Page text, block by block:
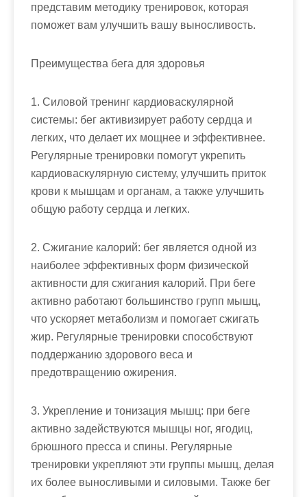
представим методику тренировок, которая
поможет вам улучшить вашу выносливость.
Преимущества бега для здоровья
1. Силовой тренинг кардиоваскулярной
системы: бег активизирует работу сердца и
легких, что делает их мощнее и эффективнее.
Регулярные тренировки помогут укрепить
кардиоваскулярную систему, улучшить приток
крови к мышцам и органам, а также улучшить
общую работу сердца и легких.
2. Сжигание калорий: бег является одной из
наиболее эффективных форм физической
активности для сжигания калорий. При беге
активно работают большинство групп мышц,
что ускоряет метаболизм и помогает сжигать
жир. Регулярные тренировки способствуют
поддержанию здорового веса и
предотвращению ожирения.
3. Укрепление и тонизация мышц: при беге
активно задействуются мышцы ног, ягодиц,
брюшного пресса и спины. Регулярные
тренировки укрепляют эти группы мышц, делая
их более выносливыми и силовыми. Также бег